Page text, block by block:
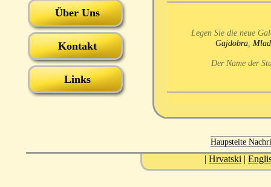
Legen Sie die neue
Gajdobra,
Der Name der
Über Uns
Kontakt
Links
Haupsteite
| Hrvatski |